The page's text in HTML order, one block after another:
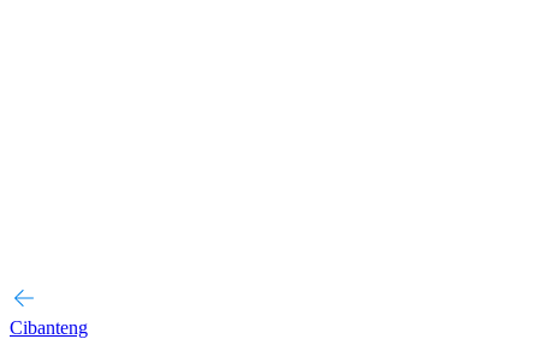
Cibanteng